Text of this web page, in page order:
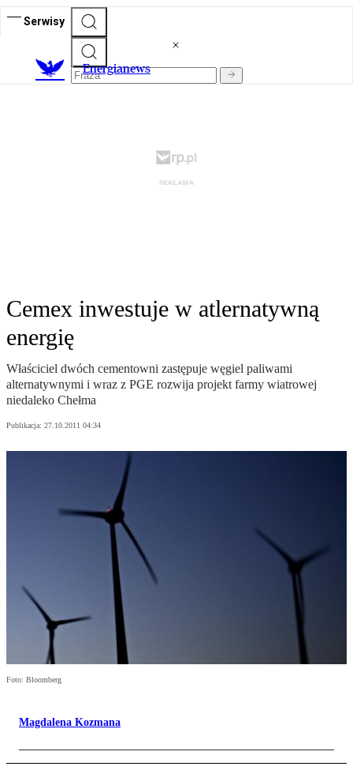
Serwisy
Energianews
Cemex inwestuje w atlernatywną
energię
Właściciel dwóch cementowni zastępuje węgiel paliwami
alternatywnymi i wraz z PGE rozwija projekt farmy wiatrowej
niedaleko Chełma
Publikacja: 27.10.2011 04:34
Foto: Bloomberg
Magdalena Kozmana